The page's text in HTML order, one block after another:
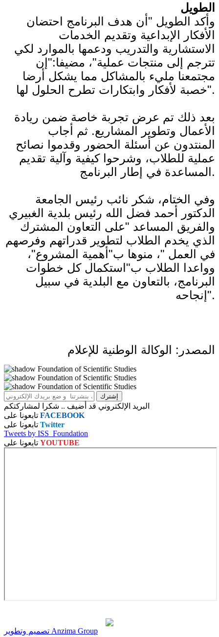
الطويل
وأكد الطويل "أن هدف البرنامج احتضان
الأفكار الإبداعية وتقديم الخدمات
الاستشارية والتدريب ودعمها بالموارد لكي
تترجم إلى منتجات عملية"، مضيفا:"إن
مجتمعنا مليء بالمشاكل مما يشكل أرضا
خصبة لأفكار وابتكارات تطرح الحلول لها".
بعد ذلك تم عرض تجربة خاصة ضمن ريادة
الأعمال وتطوير المشاريع. ثم أجاب
المنتدون عن أسئلة الحضور وقدموا نصائح
عملية للطلاب، وشرحوا كيفية وآلية تقديم
المساعدة في إطار البرنامج.
وفي الختام، شكر نائب رئيس الجامعة
الدكتور أحمد فضل الله رئيس بلدية الغبيري
والفريق المساعد "على التعاون المشترك
الذي يخدم الطلاب لتطوير قدراتهم وفرصهم
في العمل "، منوها ب"أهمية المشروع"،
وواعدا الطلاب ب"استكمال كل خطوات
البرنامج، بالتعاون مع البلدية في سبيل
إنجاحه".
المصدر: الوكالة الوطنية للإعلام
البريد الإلكتروني قد أضيف .. شكرا لمشاركتكم
FACEBOOK
Twitter
Tweets by ISS_Foundation
YOUTUBE
تصميم وتطوير Anzima Group